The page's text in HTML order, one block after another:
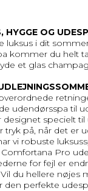
HYGGE OG
luksus i dit
kommer du helt
et glas
udendørsspa til
designet specielt
tryk på, når det er
vi robuste
Comfortana Pro
for fejl er
du hellere nøjes
den perfekte